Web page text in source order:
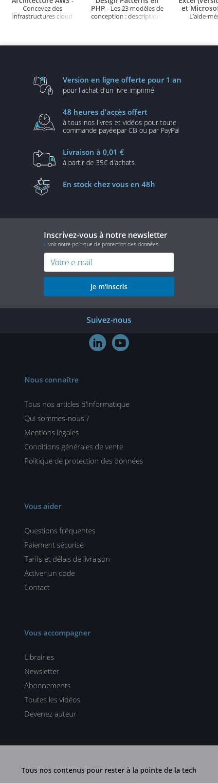
Concevez des
infrastructures cloud
PHP - Les 23 modèles de
conception : descriptions
et
L’aide-
Version en ligne offerte pour 1 an
pour l'achat d'un livre imprimé
48 heures d'accès offert
à tous nos livres et vidéos pour toute
commande payéepar CB ou par PayPal
Livraison à 0,01 €
à partir de 35€ d'achats
En stock chez vous en 48h
Inscrivez-vous à notre newsletter
voir notre politique de protection des données
je m'inscris
Suivez-nous
 
Nous connaître
Tous nos articles d'informatique
Qui sommes-nous ?
Mentions légales
Conditions générales de vente
Politique de protection des données
Vous aider
Questions fréquentes
Paiement sécurisé
Tarifs et délais de livraison
Activer un code
Contact
Vous accompagner
Librairies
Newsletter
Abonnements
Toutes les vidéos
Devenez auteur
Tous nos contenus pour rester à la pointe de la tech